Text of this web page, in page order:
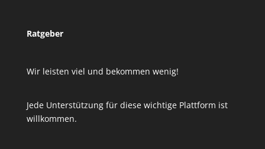
Ratgeber
Wir leisten viel und bekommen wenig!
Jede Unterstützung für diese wichtige Plattform ist
willkommen.